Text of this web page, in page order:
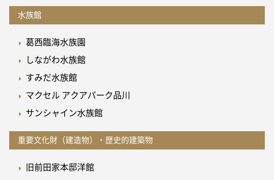
水族館
葛西臨海水族園
しながわ水族館
すみだ水族館
マクセル アクアパーク品川
サンシャイン水族館
重要文化財（建造物）・歴史的建築物
旧前田家本邸洋館